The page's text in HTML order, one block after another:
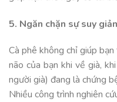
5. Ngăn chặn sự suy
Cà phê không chỉ giúp
não của bạn khi về già,
người già) đang là chứng
Nhiều công trình nghiên